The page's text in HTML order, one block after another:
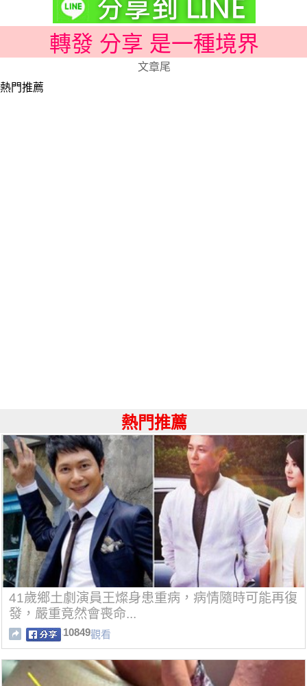
轉發 分享 是一種境界
文章尾
熱門推薦
熱門推薦
41歲鄉土劇演員王燦身患重病，病情隨時可能再復
發，嚴重竟然會喪命...
10849觀看